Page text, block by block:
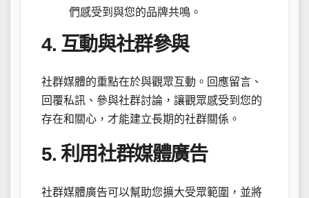
們感受到與您的品牌共鳴。
4. 互動與社群參與
社群媒體的重點在於與觀眾互動。回應留言、
回覆私訊、參與社群討論，讓觀眾感受到您的
存在和關心，才能建立長期的社群關係。
5. 利用社群媒體廣告
社群媒體廣告可以幫助您擴大受眾範圍，並將